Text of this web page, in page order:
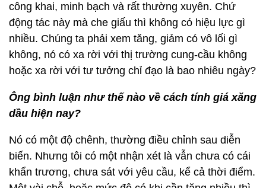
công khai, minh bạch và rất thường xuyên. Chứ
động tác này mà che giấu thì không có hiệu lực gì
nhiều. Chúng ta phải xem tăng, giảm có vô lối gì
không, nó có xa rời với thị trường cung-cầu không
hoặc xa rời với tư tưởng chỉ đạo là bao nhiêu ngày?
Ông bình luận như thế nào về cách tính giá xăng
dầu hiện nay?
Nó có một độ chênh, thường điều chỉnh sau diễn
biến. Nhưng tôi có một nhận xét là vẫn chưa có cái
khẩn trương, chưa sát với yêu cầu, kể cả thời điểm.